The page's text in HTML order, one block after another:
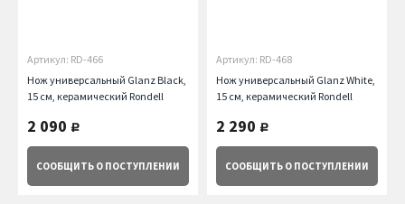
Артикул: RD-466
Нож универсальный Glanz Black,
15 см, керамический Rondell
2 090 руб.
СООБЩИТЬ О ПОСТУПЛЕНИИ
Артикул: RD-468
Нож универсальный Glanz White,
15 см, керамический Rondell
2 290 руб.
СООБЩИТЬ О ПОСТУПЛЕНИИ